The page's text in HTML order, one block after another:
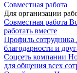
Совместная работа
Для организации
Совместная работа
работать вместе
Профиль сотрудника
благодарности и
Соцсеть компании
для общения всех